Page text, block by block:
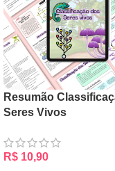
Resumão
Seres Vivos
R$ 10,90